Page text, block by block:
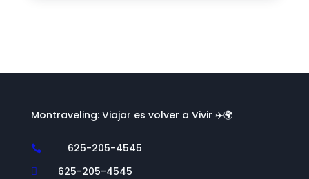
Montraveling: Viajar es volver a Vivir ✈️🌍
 625-205-4545
 625-205-4545